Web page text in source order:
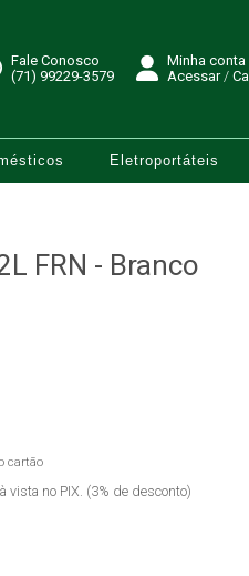
Fale Conosco
(71) 99229-3579
Minha conta
Acessar/
Eletroportáteis
FRN - Branco
cartão
à vista no PIX. (3% de desconto)